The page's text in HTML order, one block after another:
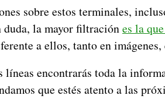
sobre estos terminales,
duda, la mayor filtraciónes la
a ellos, tanto en
líneas encontrarás toda la
que estés atento a las